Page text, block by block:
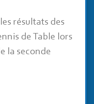
résultats des
de Table lors
la seconde